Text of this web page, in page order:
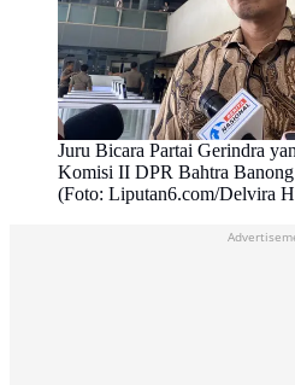
Juru Bicara Partai Gerindra
Komisi II DPR Bahtra
(Foto: Liputan6.com/Delvira